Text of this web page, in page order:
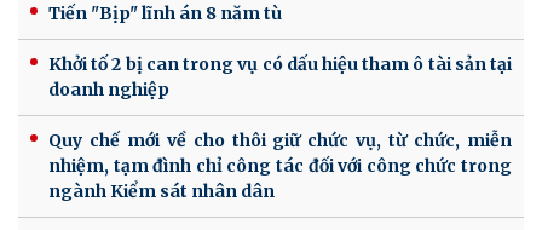
Tiến "Bịp" lĩnh án 8 năm tù
Khởi tố 2 bị can trong vụ có dấu hiệu tham ô tài sản tại
doanh nghiệp
Quy chế mới về cho thôi giữ chức vụ, từ chức, miễn
nhiệm, tạm đình chỉ công tác đối với công chức trong
ngành Kiểm sát nhân dân